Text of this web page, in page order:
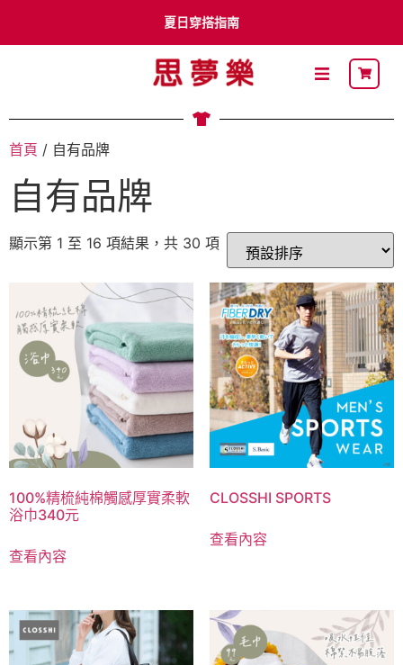
夏日穿搭指南
李多慧 x Shimamura
關於思夢樂
自有品牌
聯名品牌
社員募集
店舖情報
首頁 / 自有品牌
自有品牌
顯示第 1 至 16 項結果，共 30 項
100%精梳純棉觸感厚實柔軟
浴巾340元
查看內容
CLOSSHI SPORTS
查看內容